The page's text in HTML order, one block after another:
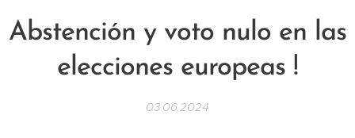
Abstención y voto nulo en las
elecciones europeas !
03.06.2024